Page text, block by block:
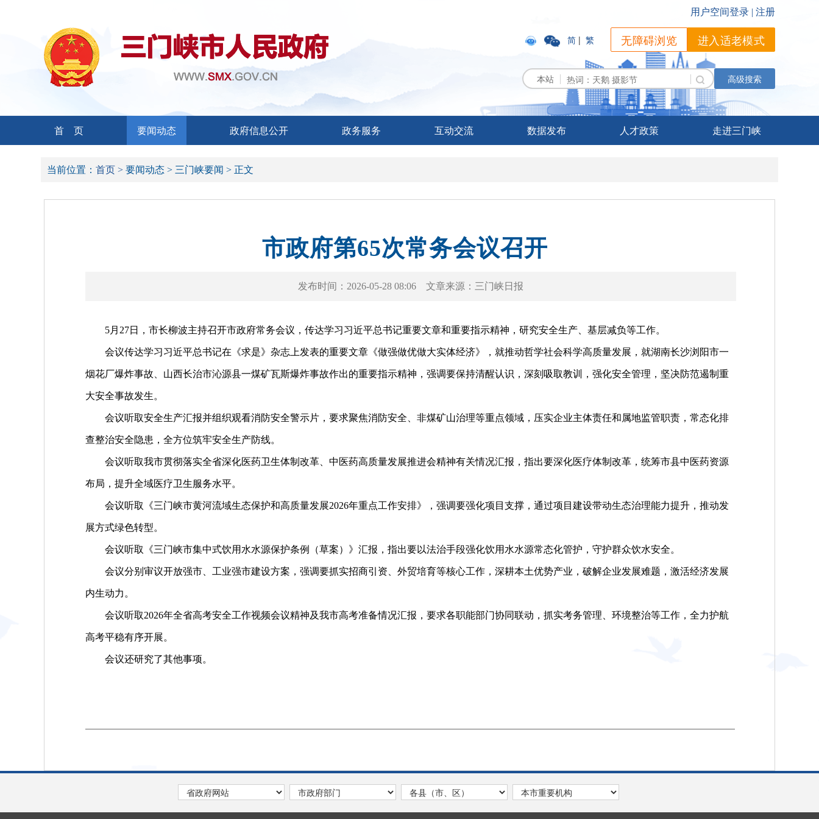
简 | 繁 无障碍浏览 进入适老模式
本站 高级搜索
首 页 要闻动态 政府信息公开 政务服务 互动交流 数据发布 人才政策 走进三门峡
当前位置： 首页 > 要闻动态 > 三门峡要闻 > 正文
市政府第65次常务会议召开
发布时间： 2026-05-28 08:06 文章来源： 三门峡日报
5月27日，市长柳波主持召开市政府常务会议，传达学习习近平总书记重要文章和重要指示精神，研究安全生产、基层减负等工作。
会议传达学习习近平总书记在《求是》杂志上发表的重要文章《做强做优做大实体经济》，就推动哲学社会科学高质量发展，就湖南长沙浏阳市一
烟花厂爆炸事故、山西长治市沁源县一煤矿瓦斯爆炸事故作出的重要指示精神，强调要保持清醒认识，深刻吸取教训，强化安全管理，坚决防范遏制重
大安全事故发生。
会议听取安全生产汇报并组织观看消防安全警示片，要求聚焦消防安全、非煤矿山治理等重点领域，压实企业主体责任和属地监管职责，常态化排
查整治安全隐患，全方位筑牢安全生产防线。
会议听取我市贯彻落实全省深化医药卫生体制改革、中医药高质量发展推进会精神有关情况汇报，指出要深化医疗体制改革，统筹市县中医药资源
布局，提升全域医疗卫生服务水平。
会议听取《三门峡市黄河流域生态保护和高质量发展2026年重点工作安排》，强调要强化项目支撑，通过项目建设带动生态治理能力提升，推动发
展方式绿色转型。
会议听取《三门峡市集中式饮用水水源保护条例（草案）》汇报，指出要以法治手段强化饮用水水源常态化管护，守护群众饮水安全。
会议分别审议开放强市、工业强市建设方案，强调要抓实招商引资、外贸培育等核心工作，深耕本土优势产业，破解企业发展难题，激活经济发展
内生动力。
会议听取2026年全省高考安全工作视频会议精神及我市高考准备情况汇报，要求各职能部门协同联动，抓实考务管理、环境整治等工作，全力护航
高考平稳有序开展。
会议还研究了其他事项。